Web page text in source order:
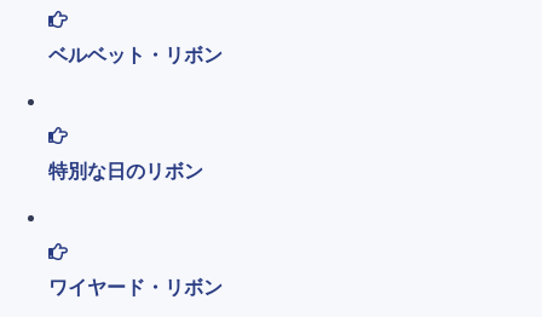
ベルベット・リボン
特別な日のリボン
ワイヤード・リボン